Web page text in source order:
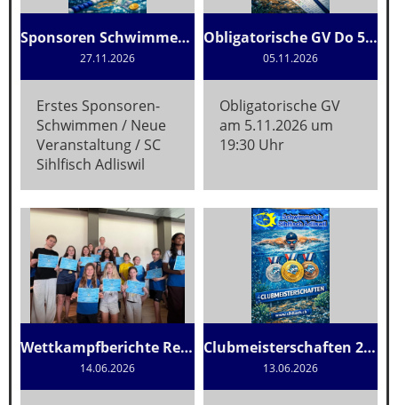
Sponsoren Schwimmen 2026
27.11.2026
Erstes Sponsoren-
Schwimmen / Neue
Veranstaltung / SC
Sihlfisch Adliswil
Obligatorische GV Do 5.11.2026
05.11.2026
Obligatorische GV
am 5.11.2026 um
19:30 Uhr
Wettkampfberichte Resultate
14.06.2026
Clubmeisterschaften 2026
13.06.2026